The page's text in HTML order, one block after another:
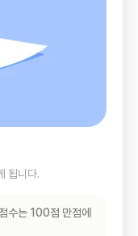
됩니다.
수는 100점 만점에